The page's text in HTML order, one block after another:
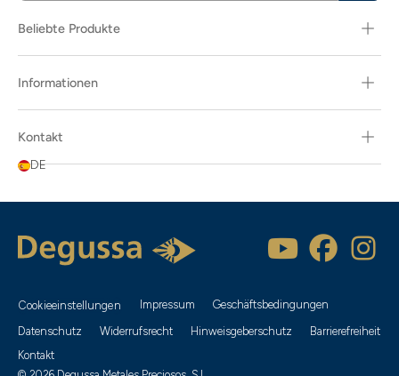
Beliebte Produkte
Informationen
Kontakt
DE
Cookieeinstellungen Impressum
Geschäftsbedingungen
Datenschutz
Widerrufsrecht Hinweisgeberschutz
Barrierefreiheit
Kontakt